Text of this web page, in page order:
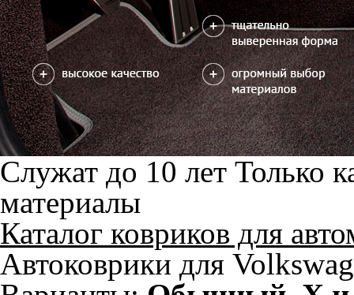
EVA
Эконом
3 ковра3050 5100 7400
В корзину
Фурнитура